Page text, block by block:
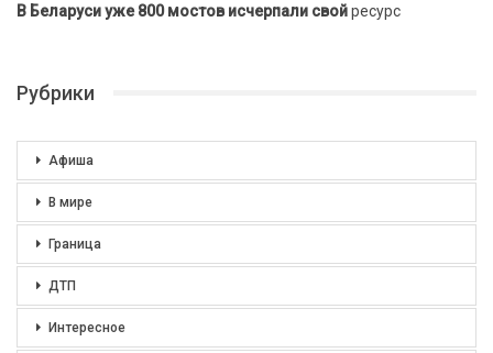
В Беларуси уже 800 мостов исчерпали свойресурс
Рубрики
Афиша
В мире
Граница
ДТП
Интересное